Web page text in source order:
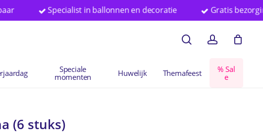
Specialist in ballonnen en decoratie Gratis bezorging
Speciale
momenten
Huwelijk Themafeest % Sal
e
Close
(6 stuks)